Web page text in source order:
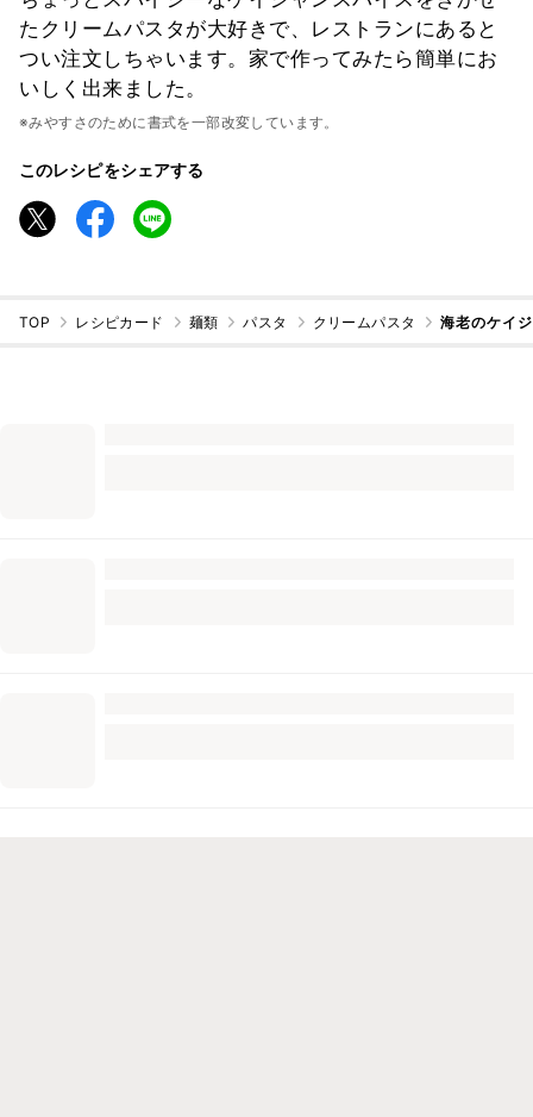
たクリームパスタが大好きで、レストランにあると
つい注文しちゃいます。家で作ってみたら簡単にお
いしく出来ました。
※みやすさのために書式を一部改変しています。
このレシピをシェアする
TOP レシピカード 麺類 パスタ クリームパスタ 海老のケイ